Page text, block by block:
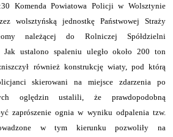
Komenda Powiatowa Policji w Wolsztynie
wolsztyńską jednostkę Państwowej Straży
należącej do Rolniczej Spółdzielni
ustalono spaleniu uległo około 200 ton
również konstrukcję wiaty, pod którą
skierowani na miejsce zdarzenia po
oględzin ustalili, że prawdopodobną
zaprószenie ognia w wyniku odpalenia tzw.
w tym kierunku pozwoliły na